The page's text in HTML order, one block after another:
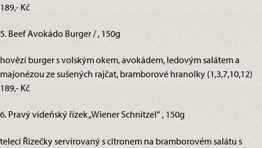
189,- Kč
5. Beef Avokádo Burger / , 150g
hovězí burger s volským okem, avokádem, ledovým salátem a
majonézou ze sušených rajčat, bramborové hranolky (1,3,7,10,12)
189,- Kč
6. Pravý vídeňský řízek „Wiener Schnitzel“ , 150g
telecí Řizečky servírovaný s citronem na bramborovém salátu s